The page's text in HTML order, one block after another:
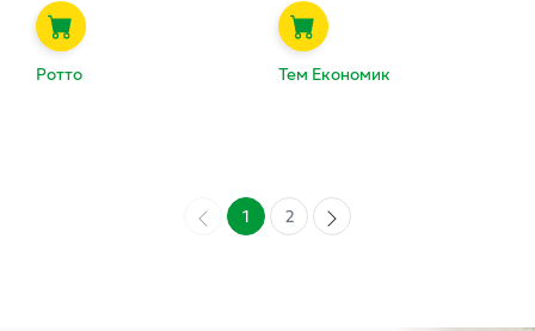
Ротто Тем Економик
1 2